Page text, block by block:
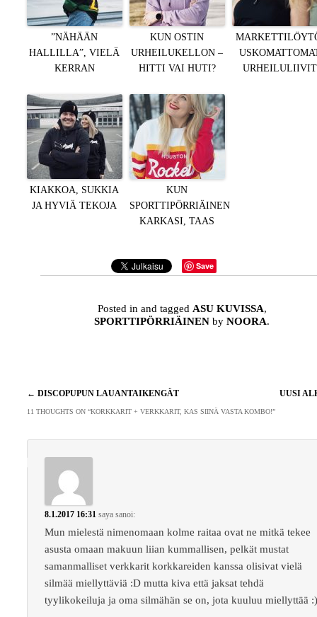
”NÄHÄÄN
HALLILLA”, VIELÄ
KERRAN
KUN OSTIN
URHEILUKELLON –
HITTI VAI HUTI?
URHEILULIIVIT
KIAKKOA, SUKKIA
JA HYVIÄ TEKOJA
KUN
SPORTTIPÖRRIÄINEN
KARKASI, TAAS
Save
Posted in and tagged ASU KUVISSA,
SPORTTIPÖRRIÄINEN byNOORA.
Artikkelien
selaus
← DISCOPUPUN LAUANTAIKENGÄT UUSI
11 THOUGHTS ON “KORKKARIT + VERKKARIT, KAS SIINÄ VASTA KOMBO!”
8.1.2017 16:31 saya sanoi:
Mun mielestä nimenomaan kolme raitaa ovat ne mitkä tekee
asusta omaan makuun liian kummallisen, pelkät mustat
samanmalliset verkkarit korkkareiden kanssa olisivat vielä
silmää miellyttäviä :D mutta kiva että jaksat tehdä
tyylikokeiluja ja oma silmähän se on, jota kuuluu miellyttää